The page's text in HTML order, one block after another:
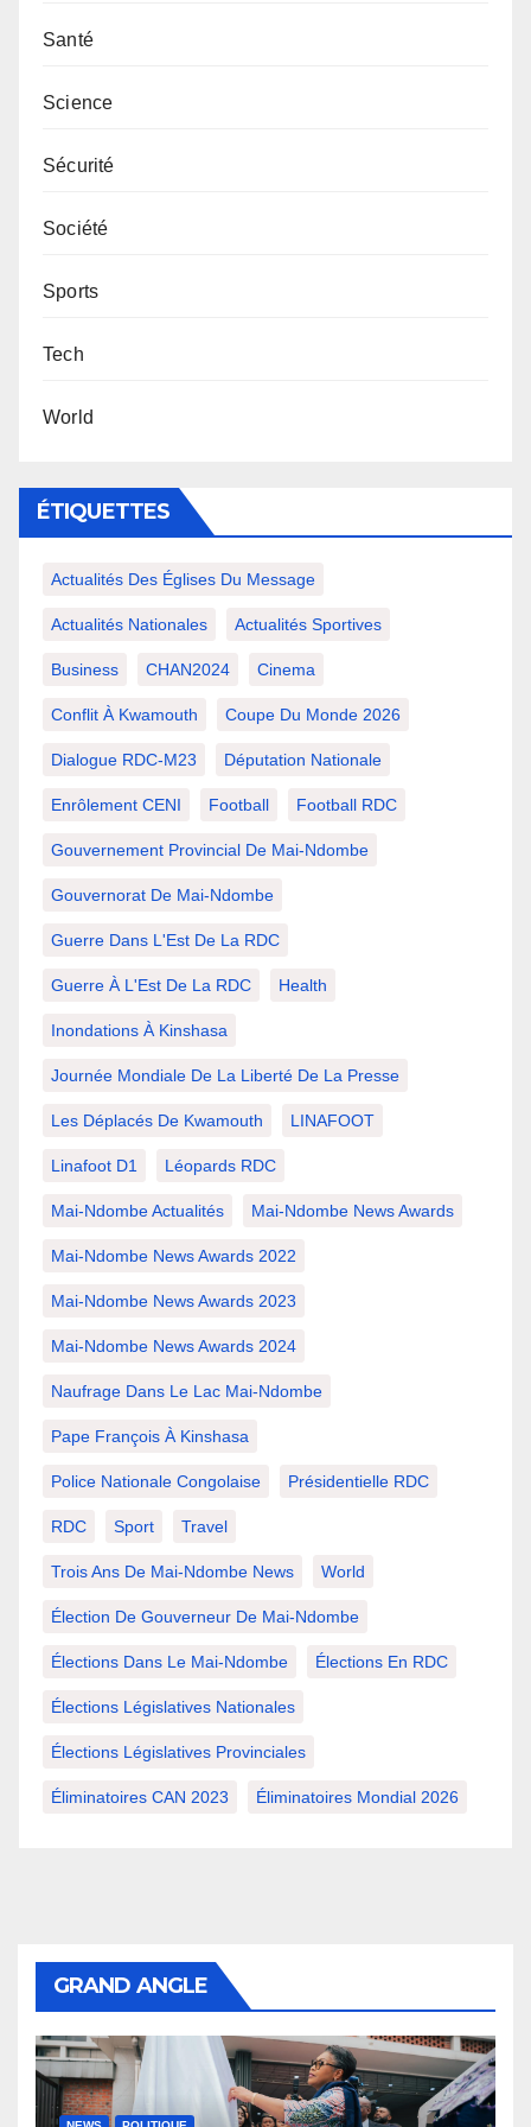
Santé
Science
Sécurité
Société
Sports
Tech
World
ÉTIQUETTES
Actualités Des Églises Du Message
Actualités Nationales Actualités Sportives
Business CHAN2024 Cinema
Conflit À Kwamouth Coupe Du Monde 2026
Dialogue RDC-M23 Députation Nationale
Enrôlement CENI Football Football RDC
Gouvernement Provincial De Mai-Ndombe
Gouvernorat De Mai-Ndombe
Guerre Dans L'Est De La RDC
Guerre À L'Est De La RDC Health
Inondations À Kinshasa
Journée Mondiale De La Liberté De La Presse
Les Déplacés De Kwamouth LINAFOOT
Linafoot D1 Léopards RDC
Mai-Ndombe Actualités Mai-Ndombe News Awards
Mai-Ndombe News Awards 2022
Mai-Ndombe News Awards 2023
Mai-Ndombe News Awards 2024
Naufrage Dans Le Lac Mai-Ndombe
Pape François À Kinshasa
Police Nationale Congolaise Présidentielle RDC
RDC Sport Travel
Trois Ans De Mai-Ndombe News World
Élection De Gouverneur De Mai-Ndombe
Élections Dans Le Mai-Ndombe Élections En RDC
Élections Législatives Nationales
Élections Législatives Provinciales
Éliminatoires CAN 2023 Éliminatoires Mondial 2026
GRAND ANGLE